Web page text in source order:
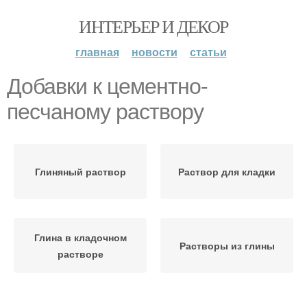
ИНТЕРЬЕР И ДЕКОР
главная новости статьи
Добавки к цементно-
песчаному раствору
Глиняный раствор Раствор для кладки
Глина в кладочном
растворе
Растворы из глины